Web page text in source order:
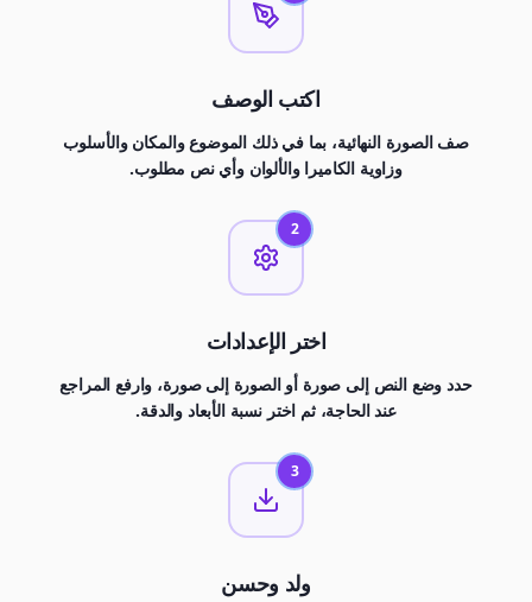
اكتب الوصف
صف الصورة النهائية، بما في ذلك الموضوع والمكان والأسلوب
وزاوية الكاميرا والألوان وأي نص مطلوب.
2
اختر الإعدادات
حدد وضع النص إلى صورة أو الصورة إلى صورة، وارفع المراجع
عند الحاجة، ثم اختر نسبة الأبعاد والدقة.
3
ولد وحسن